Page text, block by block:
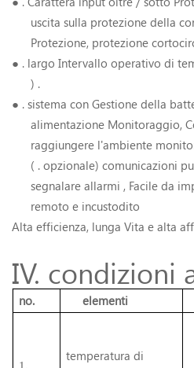
uscita sulla protezione della
Protezione, protezione
● . largo Intervallo operativo di
) .
● . sistema con Gestione della
alimentazione Monitoraggio,
raggiungere l'ambiente
( . opzionale) comunicazioni
segnalare allarmi , Facile da
remoto e incustodito
Alta efficienza, lunga Vita e alta
IV. condizioni
no. elementi
temperatura di